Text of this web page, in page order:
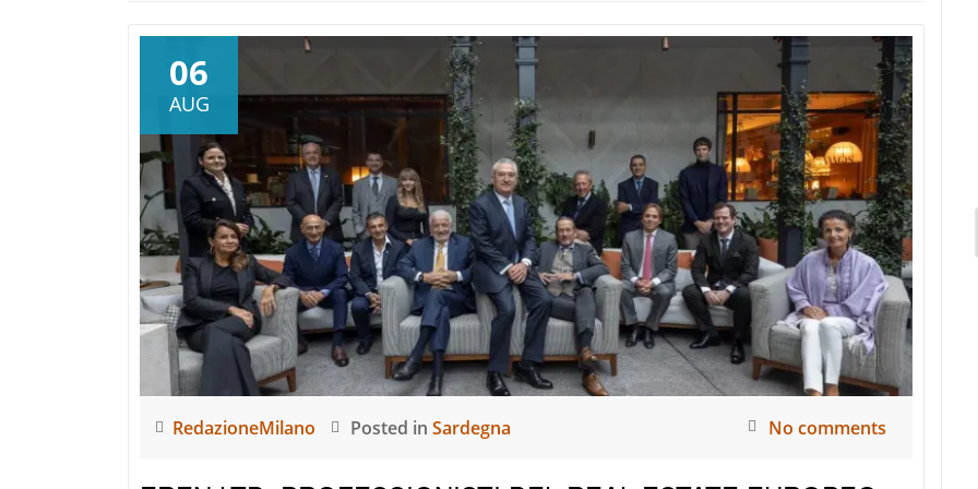
06
AUG
RedazioneMilano Posted in Sardegna No comments